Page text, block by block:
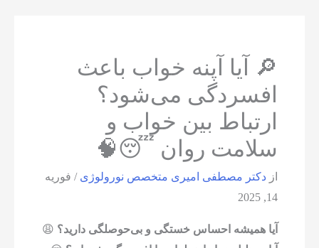
🔎 آیا آپنه خواب باعث
افسردگی می‌شود؟
ارتباط بین خواب و
سلامت روان 😴🧠
از دکتر مصطفی امیری متخصص نورولوژی/ فوریه
14, 2025
آیا همیشه احساس خستگی و بی‌حوصلگی دارید؟ 😩